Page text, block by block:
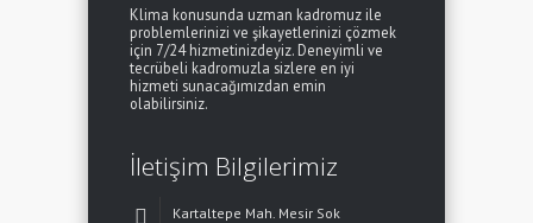
Klima konusunda uzman kadromuz ile
problemlerinizi ve şikayetlerinizi çözmek
için 7/24 hizmetinizdeyiz. Deneyimli ve
tecrübeli kadromuzla sizlere en iyi
hizmeti sunacağımızdan emin
olabilirsiniz.
İletişim Bilgilerimiz
Kartaltepe Mah. Mesir Sok